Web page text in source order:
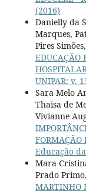
(2016)
Danielly da
Marques,
Pires Simões,
EDUCAÇÃO
HOSPITALAR
UNIPAR: v.
Sara Melo
Thaisa de
Vivianne
FORMAÇÃO
Educação
Mara
Prado
MARTINHO